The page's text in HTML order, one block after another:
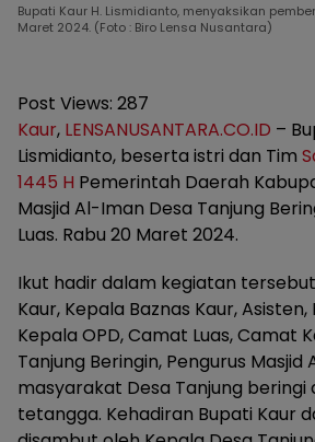
Bupati Kaur H. Lismidianto, menyaksikan
Maret 2024. (Foto : Biro Lensa Nusantara)
Post Views: 287
Kaur, LENSANUSANTARA.CO.ID –
Lismidianto, beserta istri dan Tim
1445 H Pemerintah Daerah
Masjid Al-Iman Desa Tanjung
Luas. Rabu 20 Maret 2024.
Ikut hadir dalam kegiatan
Kaur, Kepala Baznas Kaur,
Kepala OPD, Camat Luas, Camat
Tanjung Beringin, Pengurus
masyarakat Desa Tanjung beringi
tetangga. Kehadiran Bupati Kaur